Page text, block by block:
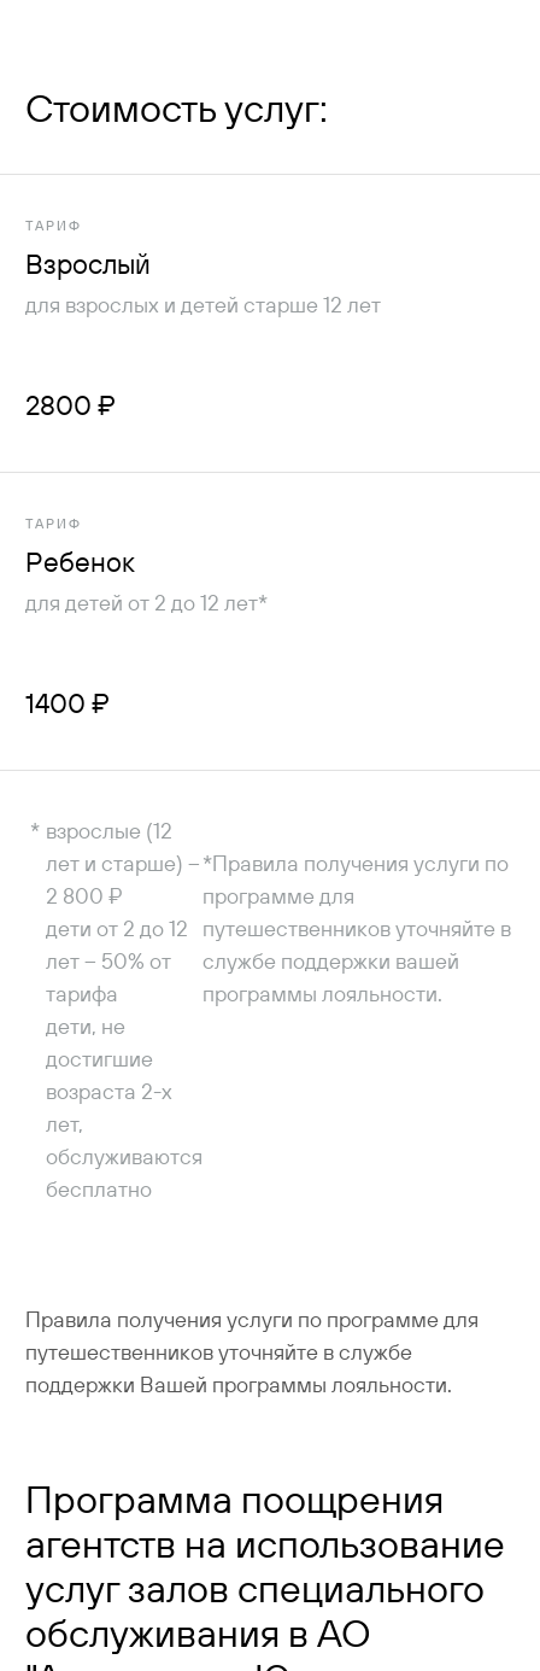
Стоимость услуг:
ТАРИФ
Взрослый
для взрослых и детей старше 12 лет
2800 ₽
ТАРИФ
Ребенок
для детей от 2 до 12 лет*
1400 ₽
взрослые (12
лет и старше) –
2 800 ₽
дети от 2 до 12
лет – 50% от
тарифа
дети, не
достигшие
возраста 2-х
лет,
обслуживаются
бесплатно
*Правила получения услуги по
программе для
путешественников уточняйте в
службе поддержки вашей
программы лояльности.
Правила получения услуги по программе для
путешественников уточняйте в службе
поддержки Вашей программы лояльности.
Программа поощрения
агентств на использование
услуг залов специального
обслуживания в АО